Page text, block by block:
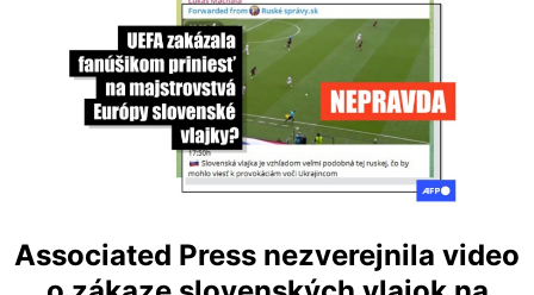
Associated Press nezverejnila video